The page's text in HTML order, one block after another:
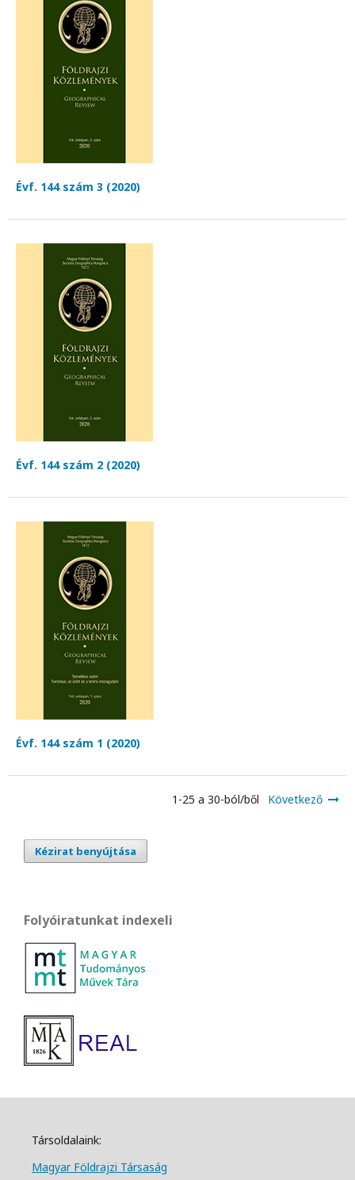
Évf. 144 szám 3 (2020)
Évf. 144 szám 2 (2020)
Évf. 144 szám 1 (2020)
1-25 a 30-ból/ből Következő
Kézirat benyújtása
Folyóiratunkat indexeli
Társoldalaink:
Magyar Földrajzi Társaság